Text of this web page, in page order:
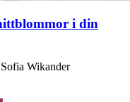
i din
Wikander